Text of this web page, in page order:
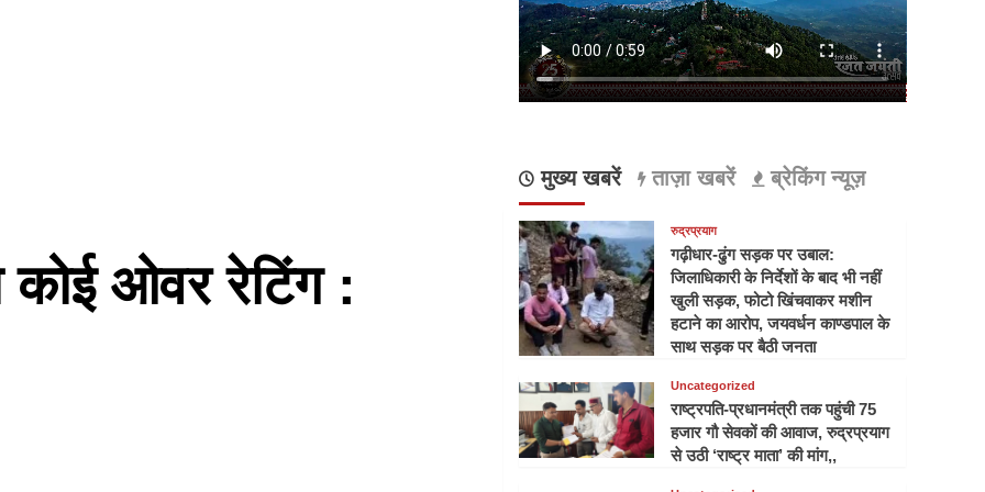
कोई ओवर रेटिंग :
मुख्य खबरें ताज़ा खबरें ब्रेकिंग न्यूज़
रुद्रप्रयाग
गढ़ीधार-ढुंग सड़क पर उबाल:
जिलाधिकारी के निर्देशों के बाद भी नहीं
खुली सड़क, फोटो खिंचवाकर मशीन
हटाने का आरोप, जयवर्धन काण्डपाल के
साथ सड़क पर बैठी जनता
Uncategorized
राष्ट्रपति-प्रधानमंत्री तक पहुंची 75
हजार गौ सेवकों की आवाज, रुद्रप्रयाग
से उठी ‘राष्ट्र माता’ की मांग,,